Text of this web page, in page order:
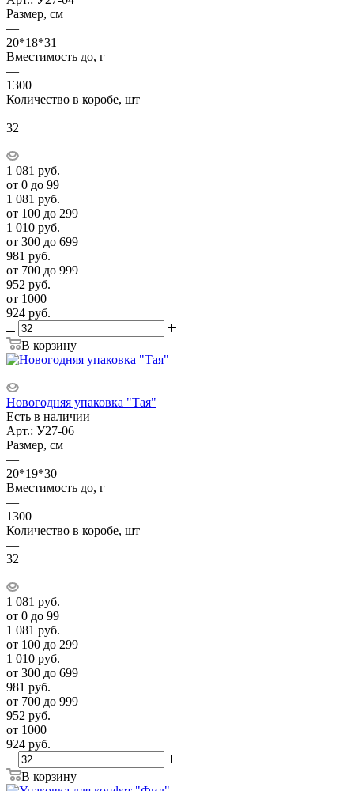
Размер, см
—
20*18*31
Вместимость до, г
—
1300
Количество в коробе, шт
—
32
1 081 руб.
от 0 до 99
1 081 руб.
от 100 до 299
1 010 руб.
от 300 до 699
981 руб.
от 700 до 999
952 руб.
от 1000
924 руб.
В корзину
Новогодняя упаковка "Тая"
Есть в наличии
Арт.: У27-06
Размер, см
—
20*19*30
Вместимость до, г
—
1300
Количество в коробе, шт
—
32
1 081 руб.
от 0 до 99
1 081 руб.
от 100 до 299
1 010 руб.
от 300 до 699
981 руб.
от 700 до 999
952 руб.
от 1000
924 руб.
В корзину